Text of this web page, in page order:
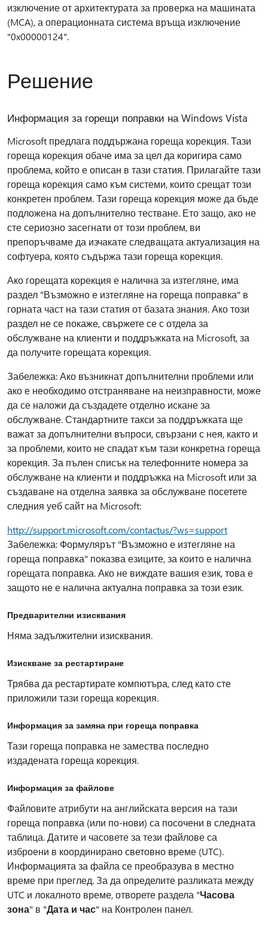
изключение от архитектурата за проверка на машината
(MCA), а операционната система връща изключение
"0x00000124".
Решение
Информация за горещи поправки на Windows Vista
Microsoft предлага поддържана гореща корекция. Тази
гореща корекция обаче има за цел да коригира само
проблема, който е описан в тази статия. Прилагайте тази
гореща корекция само към системи, които срещат този
конкретен проблем. Тази гореща корекция може да бъде
подложена на допълнително тестване. Ето защо, ако не
сте сериозно засегнати от този проблем, ви
препоръчваме да изчакате следващата актуализация на
софтуера, която съдържа тази гореща корекция.
Ако горещата корекция е налична за изтегляне, има
раздел "Възможно е изтегляне на гореща поправка" в
горната част на тази статия от базата знания. Ако този
раздел не се покаже, свържете се с отдела за
обслужване на клиенти и поддръжката на Microsoft, за
да получите горещата корекция.
Забележка: Ако възникнат допълнителни проблеми или
ако е необходимо отстраняване на неизправности, може
да се наложи да създадете отделно искане за
обслужване. Стандартните такси за поддръжката ще
важат за допълнителни въпроси, свързани с нея, както и
за проблеми, които не спадат към тази конкретна гореща
корекция. За пълен списък на телефонните номера за
обслужване на клиенти и поддръжка на Microsoft или за
създаване на отделна заявка за обслужване посетете
следния уеб сайт на Microsoft:
http://support.microsoft.com/contactus/?ws=support
Забележка: Формулярът "Възможно е изтегляне на
гореща поправка" показва езиците, за които е налична
горещата поправка. Ако не виждате вашия език, това е
защото не е налична актуална поправка за този език.
Предварителни изисквания
Няма задължителни изисквания.
Изискване за рестартиране
Трябва да рестартирате компютъра, след като сте
приложили тази гореща корекция.
Информация за замяна при гореща поправка
Тази гореща поправка не замества последно
издадената гореща корекция.
Информация за файлове
Файловите атрибути на английската версия на тази
гореща поправка (или по-нови) са посочени в следната
таблица. Датите и часовете за тези файлове са
изброени в координирано световно време (UTC).
Информацията за файла се преобразува в местно
време при преглед. За да определите разликата между
UTC и локалното време, отворете раздела "Часова
зона" в "Дата и час" на Контролен панел.